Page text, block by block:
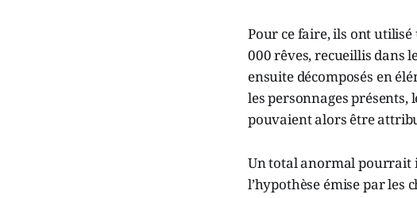
Pour ce faire, ils ont
000 rêves, recueillis dans
ensuite décomposés en
les personnages présents,
pouvaient alors être
Un total anormal pourrait
l’hypothèse émise par les